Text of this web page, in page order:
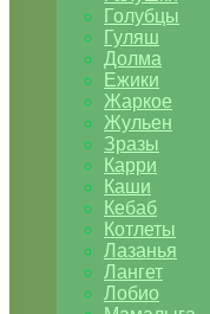
Голубцы
Гуляш
Долма
Ежики
Жаркое
Жульен
Зразы
Карри
Каши
Кебаб
Котлеты
Лазанья
Лангет
Лобио